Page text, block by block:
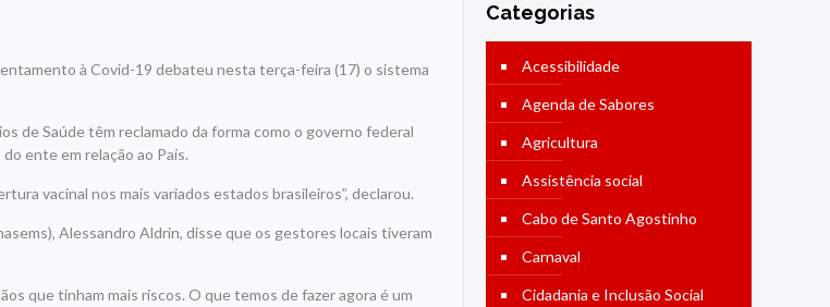
à Covid-19 debateu nesta terça-feira (17) o sistema
de Saúde têm reclamado da forma como o governo federal
ente em relação ao País.
vacinal nos mais variados estados brasileiros”, declarou.
Alessandro Aldrin, disse que os gestores locais tiveram
que tinham mais riscos. O que temos de fazer agora é um
Categorias
Acessibilidade
Agenda de Sabores
Agricultura
Assistência social
Cabo de Santo Agostinho
Carnaval
Cidadania e Inclusão Social